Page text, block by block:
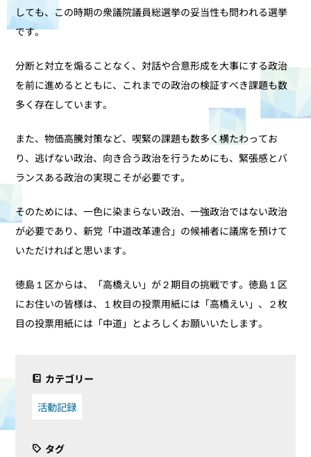
しても、この時期の衆議院議員総選挙の妥当性も問われる選挙
です。
分断と対立を煽ることなく、対話や合意形成を大事にする政治
を前に進めるとともに、これまでの政治の検証すべき課題も数
多く存在しています。
また、物価高騰対策など、喫緊の課題も数多く横たわってお
り、逃げない政治、向き合う政治を行うためにも、緊張感とバ
ランスある政治の実現こそが必要です。
そのためには、一色に染まらない政治、一強政治ではない政治
が必要であり、新党「中道改革連合」の候補者に議席を預けて
いただければと思います。
徳島１区からは、「高橋えい」が２期目の挑戦です。徳島１区
にお住いの皆様は、１枚目の投票用紙には「高橋えい」、２枚
目の投票用紙には「中道」とよろしくお願いいたします。
カテゴリー
活動記録
タグ